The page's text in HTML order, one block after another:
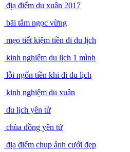
địa điểm du xuân 2017
bãi tắm ngọc vừng
mẹo tiết kiệm tiền đi du lịch
kinh nghiệm du lịch 1 mình
lỗi ngốn tiền khi đi du lịch
kinh nghiệm du xuân
du lịch yên tử
chùa đồng yên tử
địa điểm chụp ảnh cưới đẹp